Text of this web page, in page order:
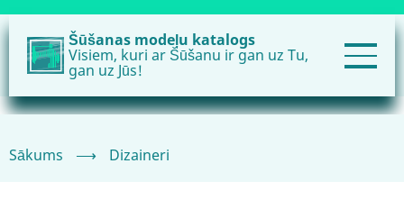
Pārlekt
uz
galveno
Šūšanas modeļu katalogs
Visiem, kuri ar Šūšanu ir gan uz Tu,
gan uz Jūs!
Sākums ⟶ Dizaineri